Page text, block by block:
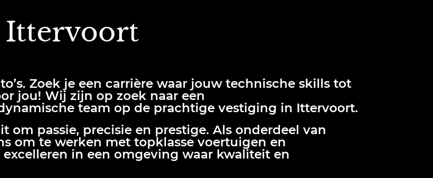
Ittervoort
Zoek je een carrière waar jouw technische skills tot
jou! Wij zijn op zoek naar een
team op de prachtige vestiging in Ittervoort.
om passie, precisie en prestige. Als onderdeel van
om te werken met topklasse voertuigen en
in een omgeving waar kwaliteit en